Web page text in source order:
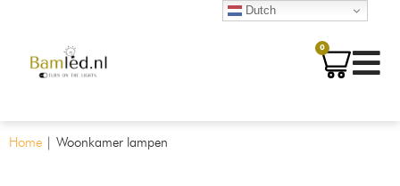
0
Home | Woonkamer lampen
Dutch